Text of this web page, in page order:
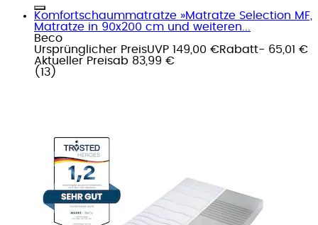
Komfortschaummatratze »Matratze Selection MF,
Matratze in 90x200 cm und weiteren...
Beco
Ursprünglicher PreisUVP 149,00 €Rabatt- 65,01 €
Aktueller Preisab 83,99 €
( 13 )